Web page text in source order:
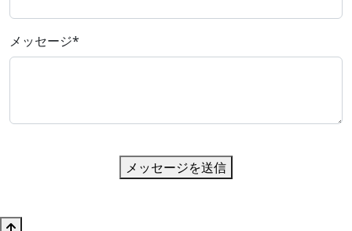
メッセージ*
メッセージを送信